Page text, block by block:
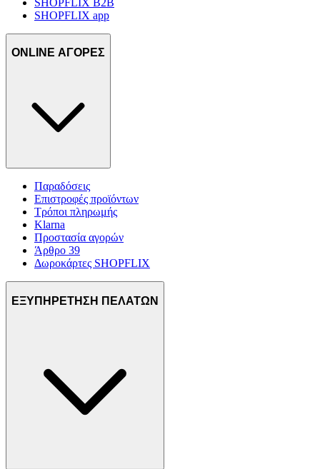
SHOPFLIX app
ONLINE ΑΓΟΡΕΣ
Παραδόσεις
Επιστροφές προϊόντων
Τρόποι πληρωμής
Klarna
Προστασία αγορών
Άρθρο 39
Δωροκάρτες SHOPFLIX
ΕΞΥΠΗΡΕΤΗΣΗ ΠΕΛΑΤΩΝ